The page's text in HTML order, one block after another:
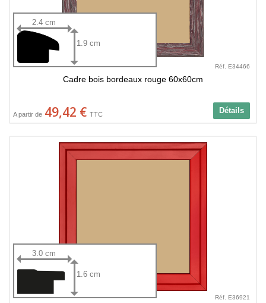
2.4 cm
1.9 cm
Réf. E34466
Cadre bois bordeaux rouge 60x60cm
Détails
A partir de 49,42 € TTC
3.0 cm
1.6 cm
Réf. E36921